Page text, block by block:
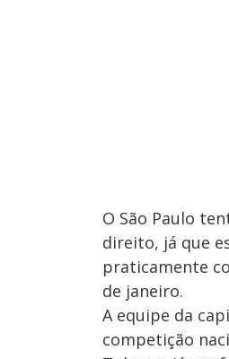
O São Paulo
direito, já que
praticamente
de janeiro.
A equipe da
competição